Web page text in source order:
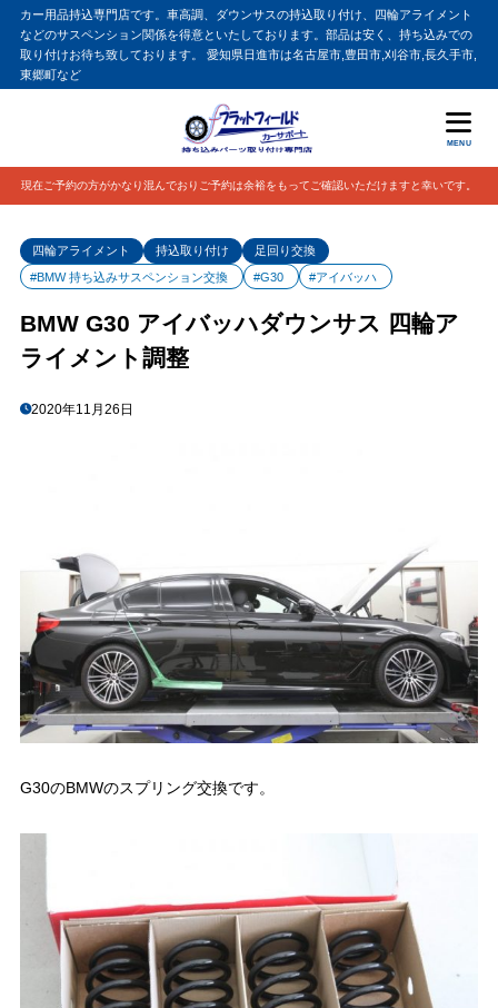
カー用品持込専門店です。車高調、ダウンサスの持込取り付け、四輪アライメント
などのサスペンション関係を得意といたしております。部品は安く、持ち込みでの
取り付けお待ち致しております。 愛知県日進市は名古屋市,豊田市,刈谷市,長久手市,
東郷町など
MENU
現在ご予約の方がかなり混んでおりご予約は余裕をもってご確認いただけますと幸いです。
四輪アライメント 持込取り付け
足回り交換
#BMW 持ち込みサスペンション交換
#G30 #アイバッハ
BMW G30 アイバッハダウンサス 四輪ア
ライメント調整
2020年11月26日
G30のBMWのスプリング交換です。